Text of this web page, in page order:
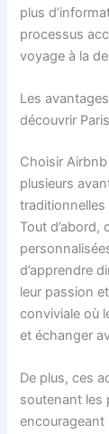
plus
processus
voyage à la
Les
découvrir Paris
Choisir
plusieurs
Tout
d’apprendre
leur passion
conviviale où
et échanger
De plus, ces
soutenant les
encourageant